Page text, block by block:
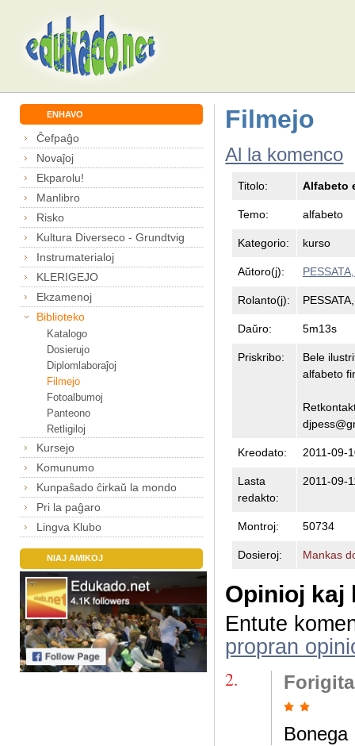
ENHAVO
Ĉefpaĝo
Novaĵoj
Ekparolu!
Manlibro
Risko
Kultura Diverseco - Grundtvig
Instrumaterialoj
KLERIGEJO
Ekzamenoj
Biblioteko
Katalogo
Dosierujo
Diplomlaboraĵoj
Filmejo
Fotoalbumoj
Panteono
Retligiloj
Kursejo
Komunumo
Kunpaŝado ĉirkaŭ la mondo
Pri la paĝaro
Lingva Klubo
NIAJ AMIKOJ
Filmejo
Al la komenco
Titolo: Alfabeto
Temo: alfabeto
Kategorio: kurso
Aŭtoro(j):
Rolanto(j):
Daŭro: 5m13s
Priskribo:
Bele
alfabeto
Kreodato: 2011-09-
Lasta
redakto:
2011-09-
Montroj: 50734
Dosieroj: Mankas
Opinioj kaj
Entute
propran
2.
Bonega